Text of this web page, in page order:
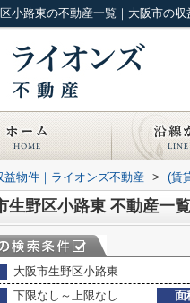
小路東の不動産一覧｜大阪市の
益物件｜ライオンズ不動産 > (賃
生野区小路東 不動産一
大阪市生野区小路東
下限なし～上限なし 面